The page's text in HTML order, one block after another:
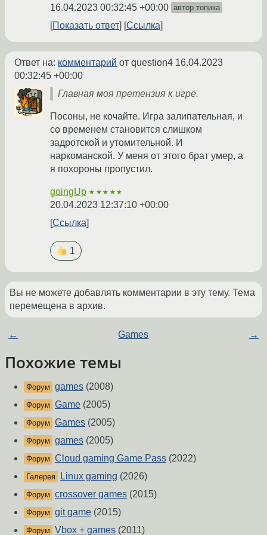
16.04.2023 00:32:45 +00:00 автор топика
Показать ответ Ссылка
Ответ на: комментарий от question4 16.04.2023
00:32:45 +00:00
Главная моя претензия к игре.
Посоны, не кочайте. Игра залипательная, и
со временем становится слишком
задротской и утомительной. И
наркоманской. У меня от этого брат умер, а
я похороны пропустил.
goingUp ★★★★★
20.04.2023 12:37:10 +00:00
Ссылка
1
Вы не можете добавлять комментарии в эту тему. Тема
перемещена в архив.
← Games →
Похожие темы
Форум games (2008)
Форум Game (2005)
Форум Games (2005)
Форум games (2005)
Форум Cloud gaming Game Pass (2022)
Галерея Linux gaming (2026)
Форум crossover games (2015)
Форум git game (2015)
Форум Vbox + games (2011)